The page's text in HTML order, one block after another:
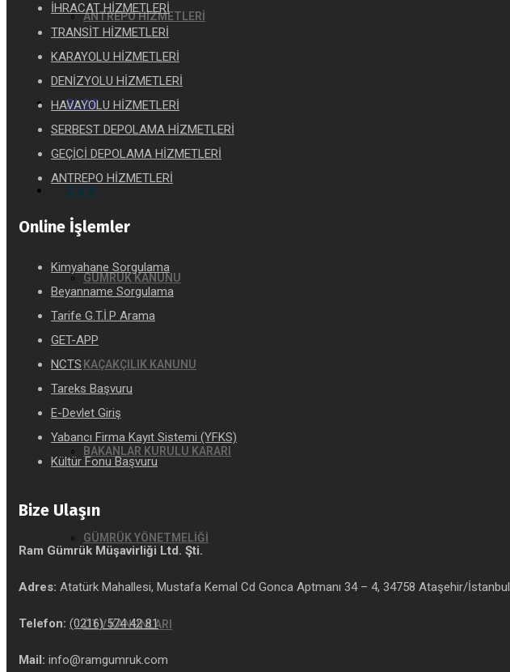
ANTREPO HİZMETLERİ
BLOG
S.S.S
GÜMRÜK KANUNU
KAÇAKÇILIK KANUNU
BAKANLAR KURULU KARARI
GÜMRÜK YÖNETMELİĞİ
ÖTV KANUNLARI
İHRACAT HİZMETLERİ
TRANSİT HİZMETLERİ
KARAYOLU HİZMETLERİ
DENİZYOLU HİZMETLERİ
HAVAYOLU HİZMETLERİ
SERBEST DEPOLAMA HİZMETLERİ
GEÇİCİ DEPOLAMA HİZMETLERİ
ANTREPO HİZMETLERİ
Online İşlemler
Kimyahane Sorgulama
Beyanname Sorgulama
Tarife G.T.İ.P Arama
GET-APP
NCTS
Tareks Başvuru
E-Devlet Giriş
Yabancı Firma Kayıt Sistemi (YFKS)
Kültür Fonu Başvuru
Bize Ulaşın
Ram Gümrük Müşavirliği Ltd. Şti.
Adres: Atatürk Mahallesi, Mustafa Kemal Cd Gonca Aptmanı 34 – 4, 34758 Ataşehir/İstanbul
Telefon: (0216) 574 42 81
Mail: info@ramgumruk.com